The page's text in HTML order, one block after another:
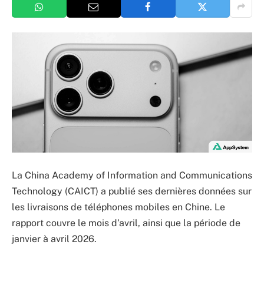
La China Academy of Information and Communications
Technology (CAICT) a publié ses dernières données sur
les livraisons de téléphones mobiles en Chine. Le
rapport couvre le mois d’avril, ainsi que la période de
janvier à avril 2026.